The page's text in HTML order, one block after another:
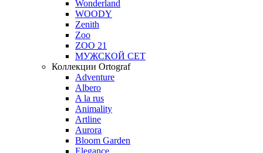
Wonderland
WOODY
Zenith
Zoo
ZOO 21
МУЖСКОЙ СЕТ
Коллекции Ortograf
Adventure
Albero
A la rus
Animality
Artline
Aurora
Bloom Garden
Elegance